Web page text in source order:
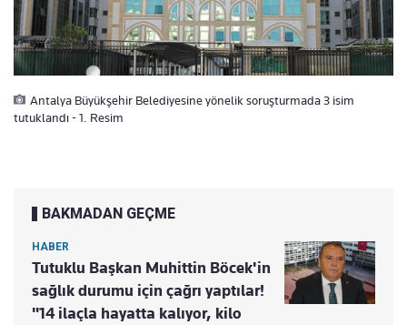
Antalya Büyükşehir Belediyesine yönelik soruşturmada 3 isim
tutuklandı - 1. Resim
BAKMADAN GEÇME
HABER
Tutuklu Başkan Muhittin Böcek'in
sağlık durumu için çağrı yaptılar!
"14 ilaçla hayatta kalıyor, kilo